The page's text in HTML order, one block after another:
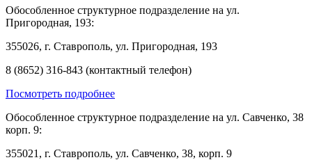
Обособленное структурное подразделение на ул.
Пригородная, 193:
355026, г. Ставрополь, ул. Пригородная, 193
8 (8652) 316-843 (контактный телефон)
Посмотреть подробнее
Обособленное структурное подразделение на ул. Савченко, 38
корп. 9:
355021, г. Ставрополь, ул. Савченко, 38, корп. 9